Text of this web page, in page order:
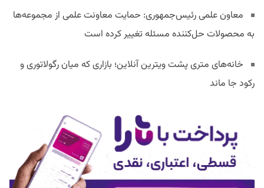
معاون علمی رئیس‌جمهوری: حمایت معاونت علمی از مجموعه‌ها
به محصولات حل‌کننده مسئله تغییر کرده است
خانه‌های متری پشت ویترین آنلاین؛ بازاری که میان رگولاتوری و
رکود جا ماند